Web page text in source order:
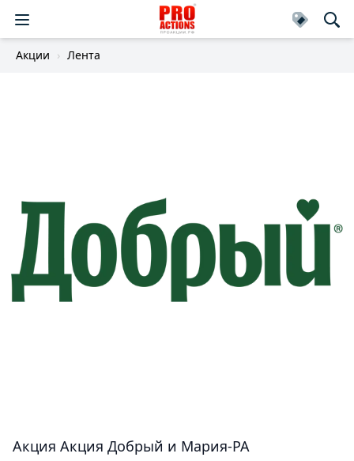
Акции Лента
Акция Акция Добрый и Мария-РА